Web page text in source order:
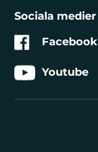
Sociala medier
Facebook
Youtube